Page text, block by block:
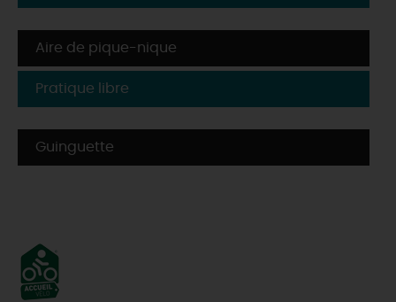
Aire de pique-nique
Pratique libre
Guinguette